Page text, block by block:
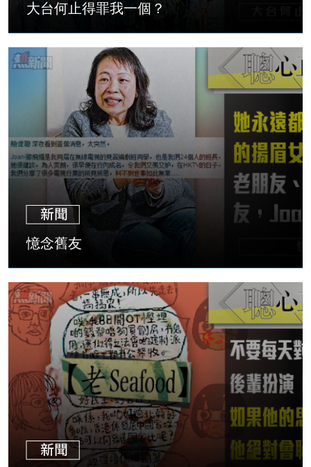
大台何止得罪我一個？
憶念舊友